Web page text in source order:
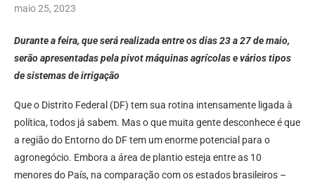
maio 25, 2023
Durante a feira, que será realizada entre os dias 23 a 27 de maio,
serão apresentadas pela pivot máquinas agrícolas e vários tipos
de sistemas de irrigação
Que o Distrito Federal (DF) tem sua rotina intensamente ligada à
política, todos já sabem. Mas o que muita gente desconhece é que
a região do Entorno do DF tem um enorme potencial para o
agronegócio. Embora a área de plantio esteja entre as 10
menores do País, na comparação com os estados brasileiros –